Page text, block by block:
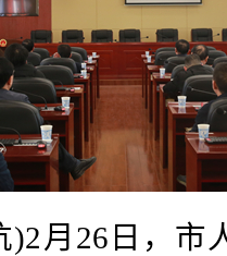
)2月26日，市